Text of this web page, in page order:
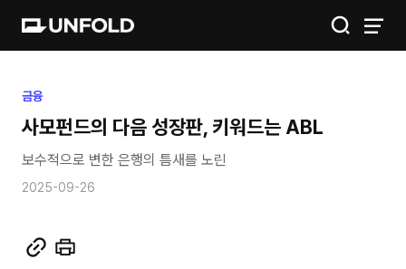
IGIS
공간
금융
사모펀드의 다음 성장판, 키워드는 ABL
보수적으로 변한 은행의 틈새를 노린
2025-09-26